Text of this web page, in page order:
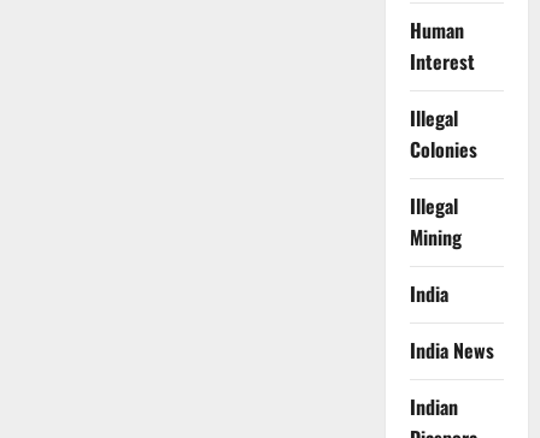
Human
Interest
Illegal
Colonies
Illegal
Mining
India
India News
Indian